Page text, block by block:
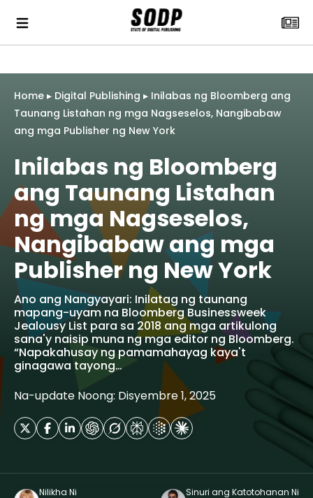
Home ▸ Digital Publishing ▸ Inilabas ng Bloomberg ang
Taunang Listahan ng mga Nagseselos, Nangibabaw
ang mga Publisher ng New York
Inilabas ng Bloomberg
ang Taunang Listahan
ng mga Nagseselos,
Nangibabaw ang mga
Publisher ng New York
Ano ang Nangyayari: Inilatag ng taunang
mapang-uyam na Bloomberg Businessweek
Jealousy List para sa 2018 ang mga artikulong
sana'y naisip muna ng mga editor ng Bloomberg.
“Napakahusay ng pamamahayag kaya't
ginagawa tayong…
Na-update Noong: Disyembre 1, 2025
Nilikha Ni Sinuri ang Katotohanan Ni